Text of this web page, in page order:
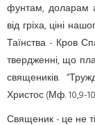
фунтам, доларам
від гріха, ціні
Таїнства - Кров
твердже­нні, що
священиків.
Христос (Мф. 10,9-
Священик - це не